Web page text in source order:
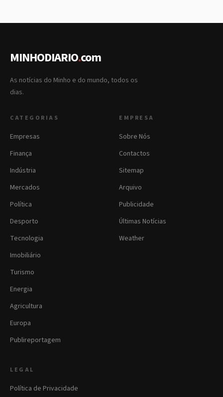
MINHODIARIO.com
As notícias do Minho e do mundo, todos os
dias.
CATEGORIAS
Empresas
Finança
Indústria
Mercados
Política
Desporto
Tecnologia
Imobiliário
Turismo
Energia
Agricultura
Europa
Publireportagem
EMPRESA
Sobre Nós
Contactos
Sitemap
Arquivo
Publicidade
Últimas Notícias
Weather
LEGAL
Política de Privacidade